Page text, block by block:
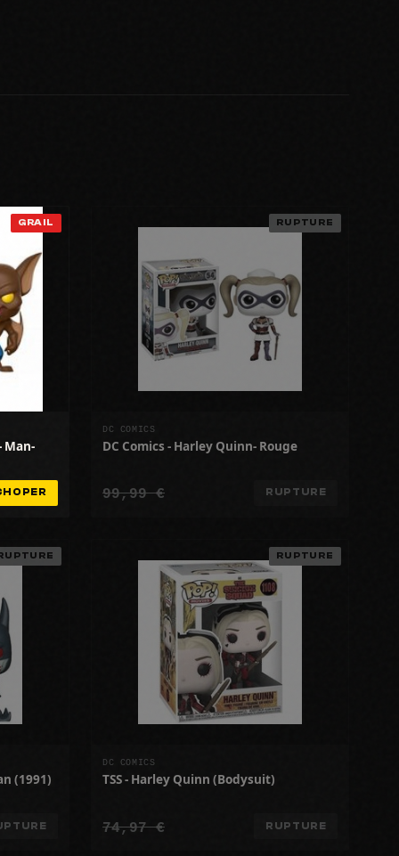
GRAIL
Man-
RUPTURE
DC COMICS
DC Comics - Harley Quinn- Rouge
99,99 € RUPTURE
(1991)
RUPTURE
DC COMICS
TSS - Harley Quinn (Bodysuit)
74,97 € RUPTURE